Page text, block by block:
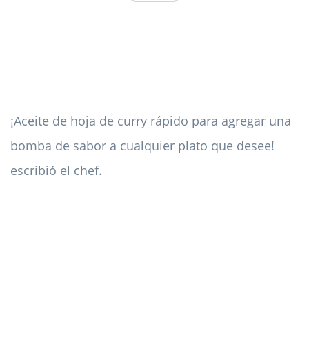
¡Aceite de hoja de curry rápido para agregar una
bomba de sabor a cualquier plato que desee!
escribió el chef.